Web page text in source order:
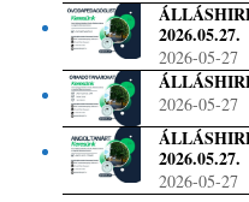
2026.05.27.
2026-05-27
2026-05-27
2026.05.27.
2026-05-27